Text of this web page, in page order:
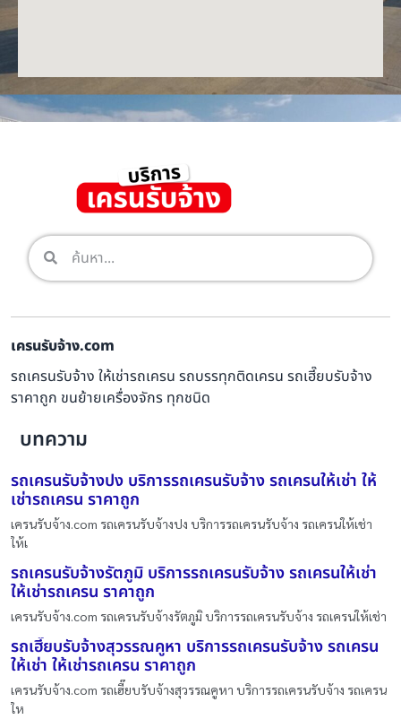
เครนรับจ้าง.com
รถเครนรับจ้าง ให้เช่ารถเครน รถบรรทุกติดเครน รถเฮี๊ยบรับจ้าง
ราคาถูก ขนย้ายเครื่องจักร ทุกชนิด
บทความ
รถเครนรับจ้างปง บริการรถเครนรับจ้าง รถเครนให้เช่า ให้
เช่ารถเครน ราคาถูก
เครนรับจ้าง.com รถเครนรับจ้างปง บริการรถเครนรับจ้าง รถเครนให้เช่า
ให้เ
รถเครนรับจ้างรัตภูมิ บริการรถเครนรับจ้าง รถเครนให้เช่า
ให้เช่ารถเครน ราคาถูก
เครนรับจ้าง.com รถเครนรับจ้างรัตภูมิ บริการรถเครนรับจ้าง รถเครนให้เช่า
รถเฮี๊ยบรับจ้างสุวรรณคูหา บริการรถเครนรับจ้าง รถเครน
ให้เช่า ให้เช่ารถเครน ราคาถูก
เครนรับจ้าง.com รถเฮี๊ยบรับจ้างสุวรรณคูหา บริการรถเครนรับจ้าง รถเครน
ให